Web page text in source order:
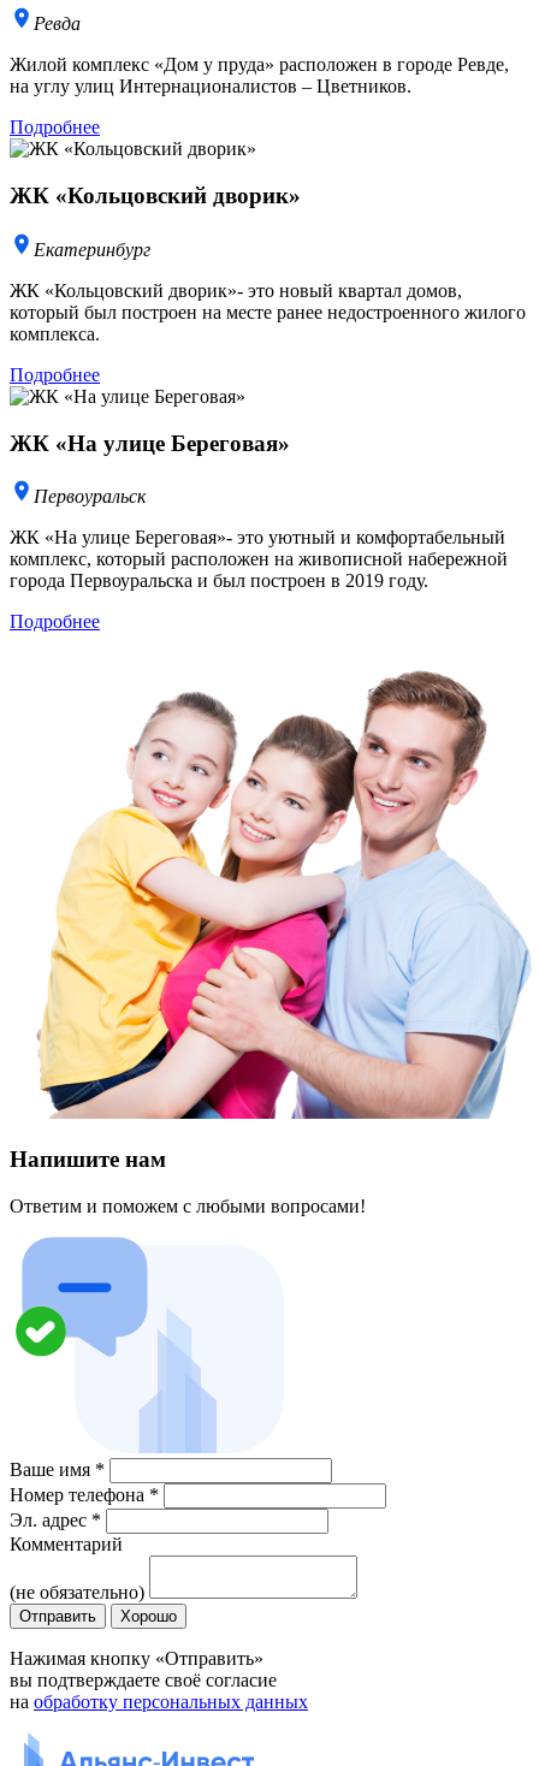
Ревда
Жилой комплекс «Дом у пруда» расположен в городе Ревде,
на углу улиц Интернационалистов – Цветников.
Подробнее
ЖК «Кольцовский дворик»
Екатеринбург
ЖК «Кольцовский дворик»- это новый квартал домов,
который был построен на месте ранее недостроенного жилого
комплекса.
Подробнее
ЖК «На улице Береговая»
Первоуральск
ЖК «На улице Береговая»- это уютный и комфортабельный
комплекс, который расположен на живописной набережной
города Первоуральска и был построен в 2019 году.
Подробнее
Напишите нам
Ответим и поможем с любыми вопросами!
Ваше имя *
Номер телефона *
Эл. адрес *
Комментарий
(не обязательно)
Отправить Хорошо
Нажимая кнопку «Отправить»
вы подтверждаете своё согласие
на обработку персональных данных